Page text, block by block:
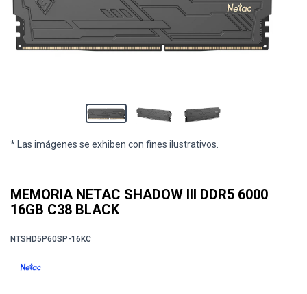
* Las imágenes se exhiben con fines ilustrativos.
MEMORIA NETAC SHADOW III DDR5 6000
16GB C38 BLACK
NTSHD5P60SP-16KC